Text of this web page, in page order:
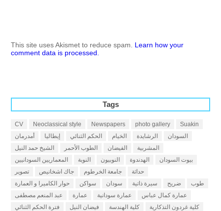
This site uses Akismet to reduce spam. Learn how your
comment data is processed.
Tags
CV Neoclassical style Newspapers photo gallery
Suakin
أمدرمان
إيطاليا الحكم الثنائي الخيام الرشايدة
السودان
الشيخ حمد النيل
الطوب الأحمر الفيضان
المشربية
المعماريين السودانيين
النوبة النوبيون الهدندوة
بيوت السودان
تصوير
جاك اشخانيص جامعة الخرطوم
حداثة
حوار الكاميرا و العمارة
سواكن سودان سيرة ذاتية ضريح
طوب
عبد المنعم مصطفى
عمارة عمارة سودانية
عمارة كمال عباس
فترة الحكم الثنائي
فيضان النيل كلية الهندسة
كلية غردون التذكارية